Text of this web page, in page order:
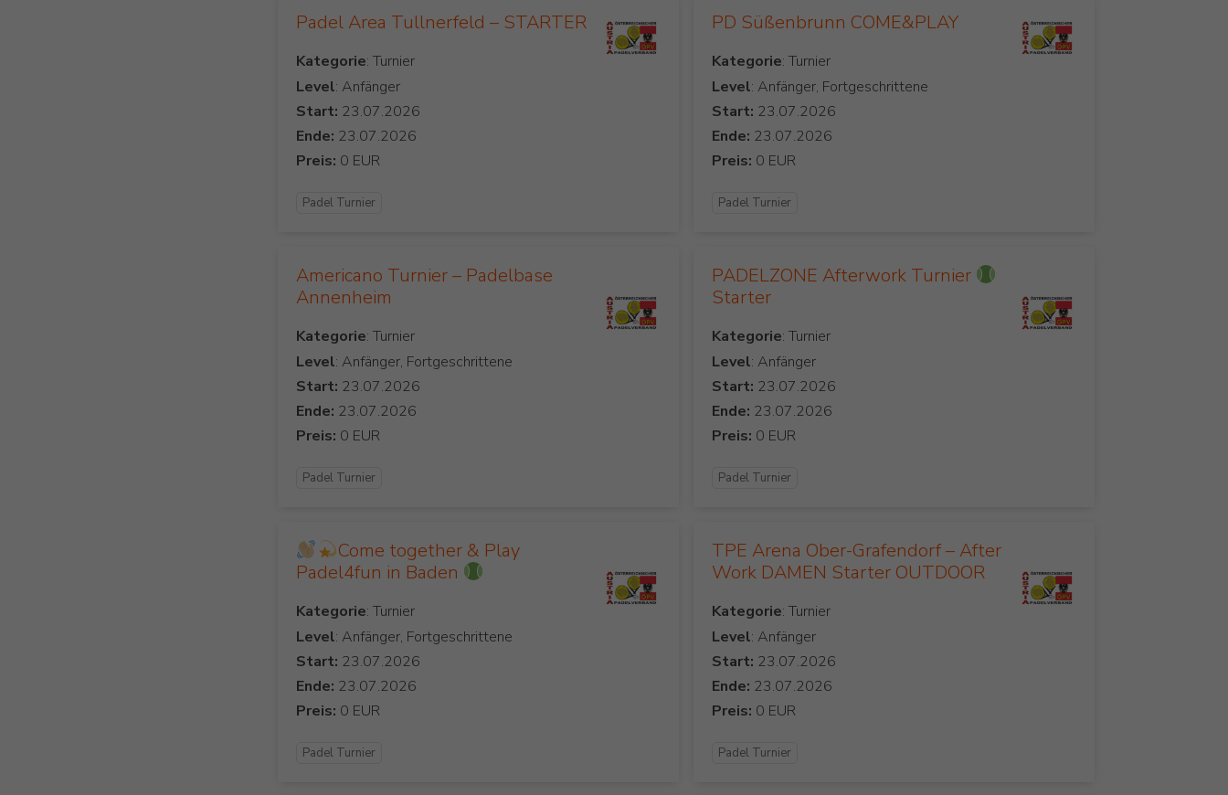
Padel Area Tullnerfeld – STARTER
Kategorie
Level: Anfänger
Start:
Ende:
Preis:
Padel Turnier
PD Süßenbrunn COME&PLAY
Kategorie
Level: Anfänger, Fortgeschrittene
Start:
Ende:
Preis:
Padel Turnier
Americano Turnier – Padelbase
Annenheim
Kategorie
Level: Anfänger, Fortgeschrittene
Start:
Ende:
Preis:
Padel Turnier
PADELZONE Afterwork Turnier
Starter
Kategorie
Level: Anfänger
Start:
Ende:
Preis:
Padel Turnier
Come together & Play
Padel4fun in Baden
Kategorie
Level: Anfänger, Fortgeschrittene
Start:
Ende:
Preis:
Padel Turnier
TPE Arena Ober-Grafendorf – After
Work DAMEN Starter OUTDOOR
Kategorie
Level: Anfänger
Start:
Ende:
Preis:
Padel Turnier